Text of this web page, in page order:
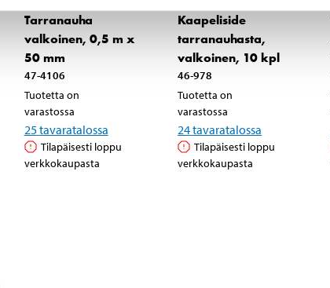
Tarranauha
valkoinen, 0,5 m x
50 mm
47-4106
Tuotetta on
varastossa
25tavaratalossa
Tilapäisesti loppu
verkkokaupasta
Kaapeliside
tarranauhasta,
valkoinen, 10 kpl
46-978
Tuotetta on
varastossa
24tavaratalossa
Tilapäisesti loppu
verkkokaupasta